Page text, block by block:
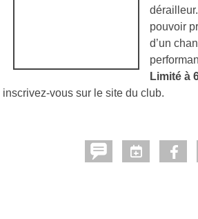
pouvoir
d’un
Limité à
inscrivez-vous sur le site du club.